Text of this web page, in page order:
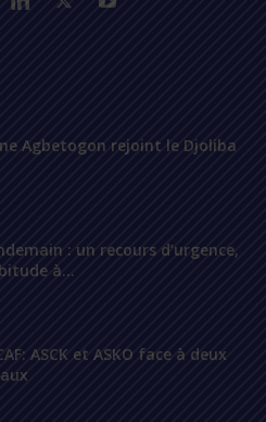
Agbetogon rejoint le Djoliba
: un recours d’urgence,
à...
ASCK et ASKO face à deux